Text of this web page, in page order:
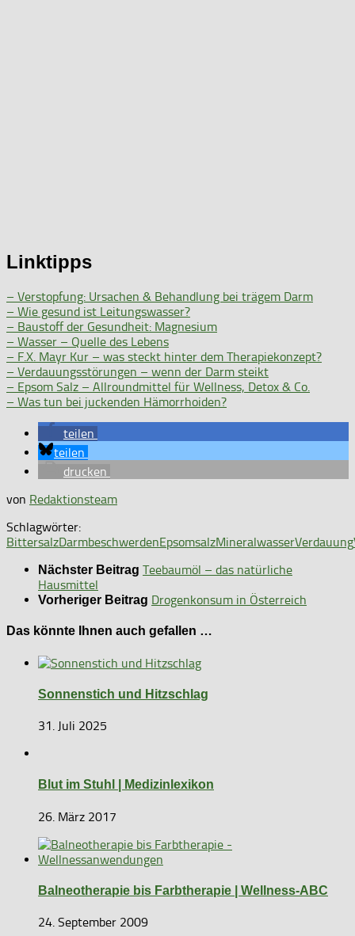
Linktipps
– Verstopfung: Ursachen & Behandlung bei trägem Darm
– Wie gesund ist Leitungswasser?
– Baustoff der Gesundheit: Magnesium
– Wasser – Quelle des Lebens
– F.X. Mayr Kur – was steckt hinter dem Therapiekonzept?
– Verdauungsstörungen – wenn der Darm steikt
– Epsom Salz – Allroundmittel für Wellness, Detox & Co.
– Was tun bei juckenden Hämorrhoiden?
teilen
teilen
drucken
von Redaktionsteam
Schlagwörter:
BittersalzDarmbeschwerdenEpsomsalzMineralwasserVerdauung
Nächster Beitrag Teebaumöl – das natürliche
Hausmittel
Vorheriger Beitrag Drogenkonsum in Österreich
Das könnte Ihnen auch gefallen …
Sonnenstich und Hitzschlag
31. Juli 2025
Blut im Stuhl | Medizinlexikon
26. März 2017
Balneotherapie bis Farbtherapie | Wellness-ABC
24. September 2009